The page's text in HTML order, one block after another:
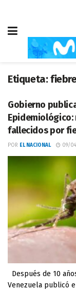
Etiqueta:
Gobierno
Epidemiológico:
fallecidos por
POR EL NACIONAL 09/
Después de 10
Venezuela publicó